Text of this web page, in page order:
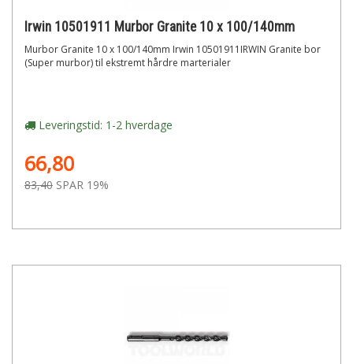
Irwin 10501911 Murbor Granite 10 x 100/140mm
Murbor Granite 10 x 100/140mm Irwin 10501911IRWIN Granite bor
(Super murbor) til ekstremt hårdre marterialer
Leveringstid: 1-2 hverdage
66,80
83,40 SPAR 19%